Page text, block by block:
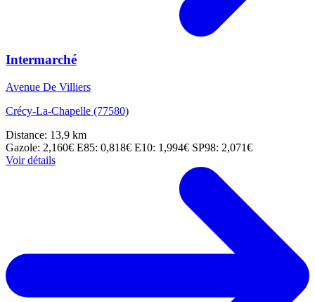
Intermarché
Avenue De Villiers
Crécy-La-Chapelle (77580)
Distance: 13,9 km
Gazole: 2,160€ E85: 0,818€ E10: 1,994€ SP98: 2,071€
Voir détails